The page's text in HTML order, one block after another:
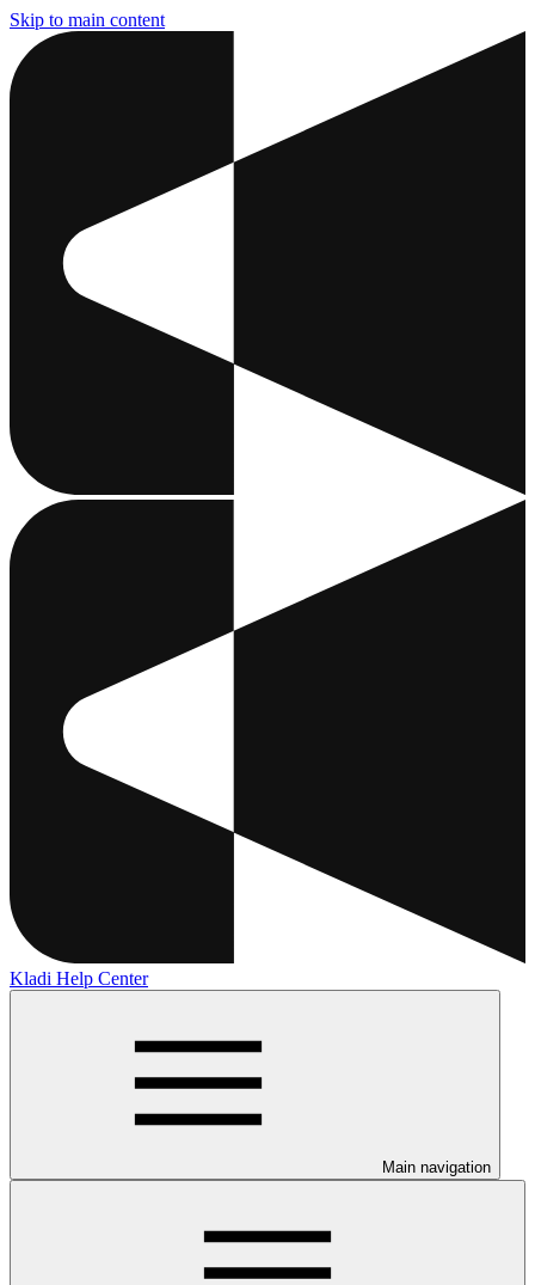
Skip to main content
Kladi Help Center
Main navigation